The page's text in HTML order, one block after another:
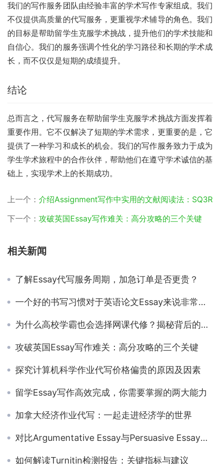
我们的写作服务团队由经验丰富的学术写作专家组成。我们
不仅提供高质量的代写服务，更重视学术辅导的角色。我们
的目标是帮助留学生克服学术挑战，提升他们的学术技能和
自信心。我们的服务强调个性化的学习路径和长期的学术成
长，而不仅仅是短期的成绩提升。
结论
总而言之，代写服务在帮助留学生克服学术挑战方面发挥着
重要作用。它不仅解决了短期的学术需求，更重要的是，它
提供了一种学习和成长的机会。我们的写作服务致力于成为
学生学术旅程中的合作伙伴，帮助他们在遵守学术诚信的基
础上，实现学术上的长期成功。
上一个： 介绍Assignment写作中实用的文献阅读法：SQ3R
下一个： 攻破英国Essay写作难关：高分攻略的三个关键
相关新闻
了解Essay代写服务周期，加急订单是否更贵？
一个好的书写习惯对于英语论文Essay来说非常重要
为什么高校学霸也会选择网课代修？揭秘背后的原因
攻破英国Essay写作难关：高分攻略的三个关键
探究计算机科学作业代写价格偏贵的原因及因素
留学Essay写作高效完成，你需要掌握的两大能力
加拿大经济作业代写：一起走进经济学的世界
对比Argumentative Essay与Persuasive Essay：写作方式与有效模板
如何解读Turnitin检测报告：关键指标与建议